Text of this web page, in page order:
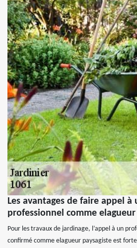
Les avantages de faire appel
professionnel comme
Pour les travaux de jardinage, l’appel à un
confirmé comme elagueur paysagiste est